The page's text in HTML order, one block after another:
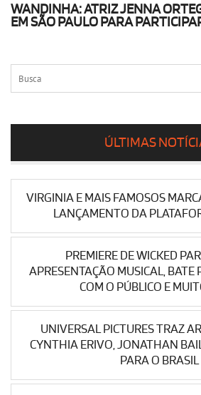
WANDINHA: ATRIZ JENNA
EM SÃO PAULO PARA
ÚLTIMAS
VIRGINIA E MAIS FAMOSOS
LANÇAMENTO DA
PREMIERE DE WICKED
APRESENTAÇÃO MUSICAL, BATE
COM O PÚBLICO E
UNIVERSAL PICTURES TRAZ
CYNTHIA ERIVO, JONATHAN
PARA O BRASIL